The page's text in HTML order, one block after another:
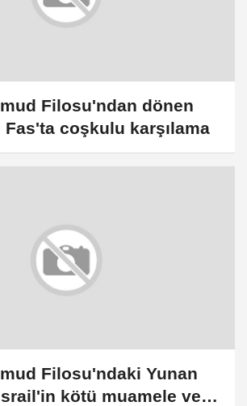
Filosu'ndan dönen
coşkulu karşılama
Filosu'ndaki Yunan
kötü muamele ve